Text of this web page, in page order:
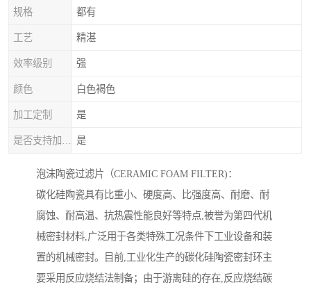
规格 都有
工艺 精湛
效率级别 强
颜色 白色褐色
加工定制 是
是
泡沫陶瓷过滤片（CERAMIC FOAM FILTER)：
碳化硅陶瓷具有比重小、硬度高、比强度高、耐磨、耐
腐蚀、耐高温、抗热震性能良好等特点,被誉为第四代机
械密封材料,广泛用于各类特殊工况条件下工业设备和装
置的机械密封。目前,工业化生产的碳化硅陶瓷密封环主
要采用反应烧结法制备；由于游离硅的存在,反应烧结碳